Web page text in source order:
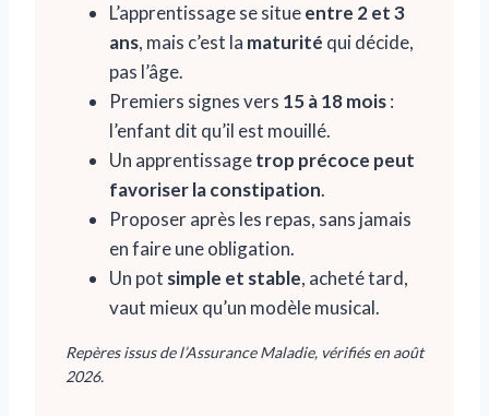
L’apprentissage se situeentre 2 et 3
ans, mais c’est la maturité qui décide,
pas l’âge.
Premiers signes vers 15 à 18 mois:
l’enfant dit qu’il est mouillé.
Un apprentissagetrop précoce peut
favoriser la constipation.
Proposer après les repas, sans jamais
en faire une obligation.
Un pot simple et stable, acheté tard,
vaut mieux qu’un modèle musical.
Repères issus de l’Assurance Maladie, vérifiés en août
2026.